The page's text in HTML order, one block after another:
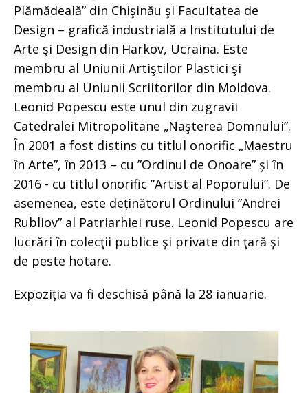
Plămădeală” din Chişinău şi Facultatea de
Design – grafică industrială a Institutului de
Arte şi Design din Harkov, Ucraina. Este
membru al Uniunii Artiştilor Plastici şi
membru al Uniunii Scriitorilor din Moldova.
Leonid Popescu este unul din zugravii
Catedralei Mitropolitane „Naşterea Domnului”.
În 2001 a fost distins cu titlul onorific „Maestru
în Arte”, în 2013 – cu ”Ordinul de Onoare” și în
2016 - cu titlul onorific ”Artist al Poporului”. De
asemenea, este deținătorul Ordinului ”Andrei
Rubliov” al Patriarhiei ruse. Leonid Popescu are
lucrări în colecţii publice şi private din ţară şi
de peste hotare.
Expoziția va fi deschisă până la 28 ianuarie.